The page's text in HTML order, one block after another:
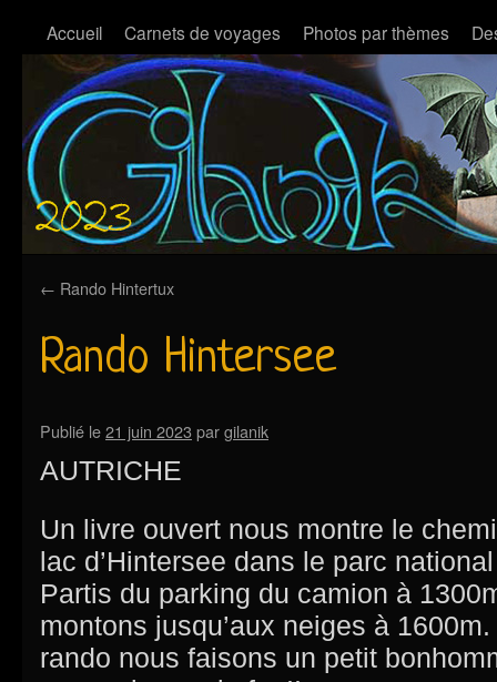
Accueil Carnets de voyages Photos par thèmes
← Rando Hintertux
Rando Hintersee
Publié le21 juin 2023 pargilanik
AUTRICHE
Un livre ouvert nous montre le
lac d’Hintersee dans le parc
Partis du parking du camion à
montons jusqu’aux neiges à
rando nous faisons un petit